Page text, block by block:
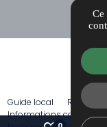
Guide local Références
Informations
Ce